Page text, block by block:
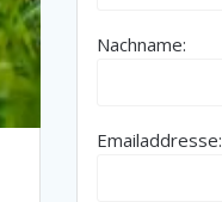
Nachname:
Emailaddresse: